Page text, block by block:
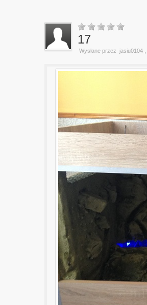
17
Wysłane przez jasiu0104